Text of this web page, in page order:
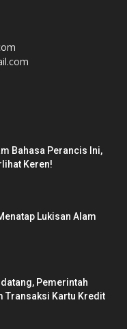
Bahasa Perancis Ini,
Keren!
Lukisan Alam
Pemerintah
Transaksi Kartu Kredit